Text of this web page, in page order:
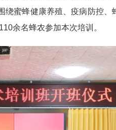
绕蜜蜂健康养殖、疫病防控、
余名蜂农参加本次培训。